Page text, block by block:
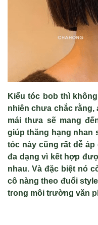
Kiểu tóc bob thì
nhiên chưa chắc
mái thưa sẽ mang
giúp thăng hạng nhan
tóc này cũng rất dễ
đa dạng vì kết hợp
nhau. Và đặc biệt nó
cô nàng theo đuổi
trong môi trường văn